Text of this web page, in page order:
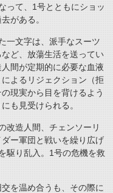
って、1号とともにショッ
がある。
一文字は、派手なスーツ
ど、放蕩生活を送ってい
間が定期的に必要な血液
よるリジェクション（拒
現実から目を背けるよう
も見受けられる。
改造人間、チェンソーリ
ー軍団と戦いを繰り広げ
駆り乱入。1号の危機を救
を温め合うも、その際に